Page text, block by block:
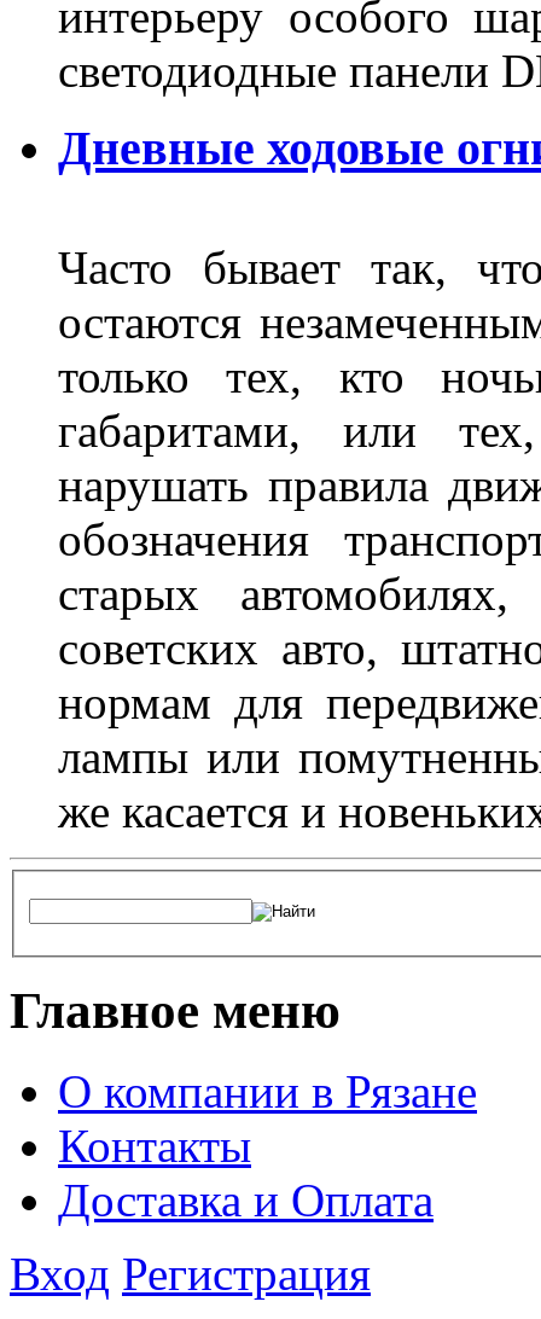
интерьеру особого
светодиодные панели
Дневные ходовые
Часто бывает так,
остаются
только тех, кто
габаритами, или
нарушать правила
обозначения
старых
советских авто,
нормам для
лампы или
же касается и
Главное меню
О компании в Рязане
Контакты
Доставка и Оплата
Вход Регистрация